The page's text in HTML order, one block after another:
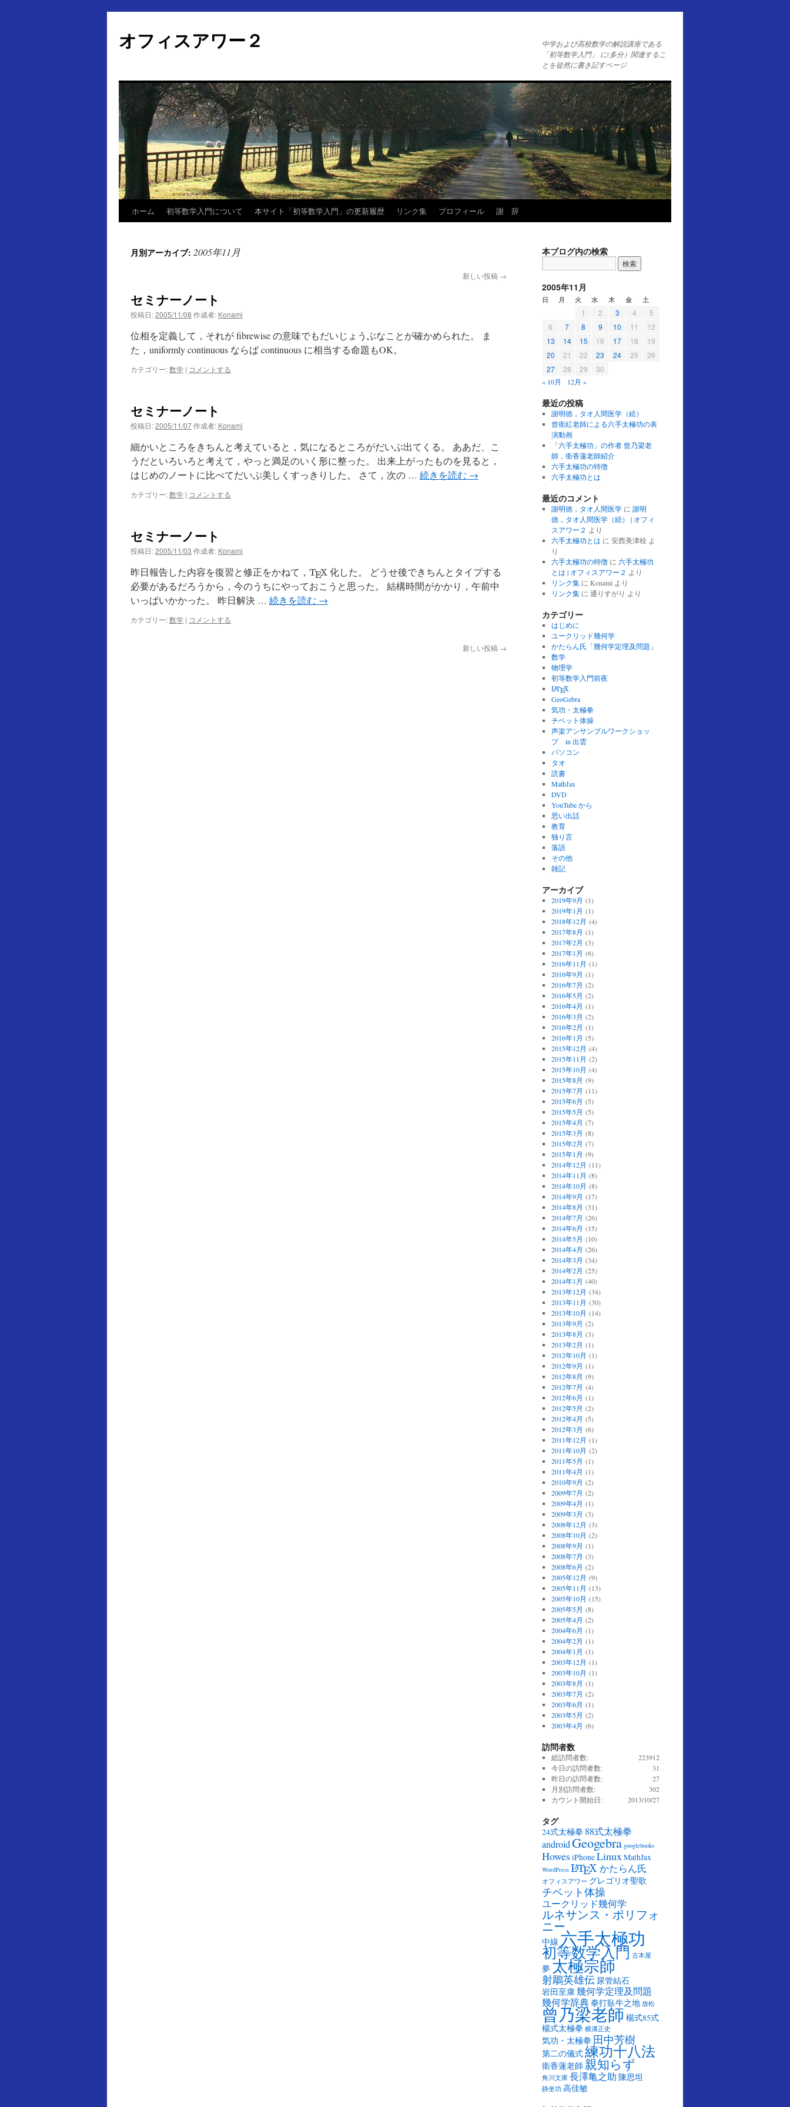
オフィスアワー２
中学および高校数学の解説講座である
「初等数学入門」 に(多分）関連するこ
とを徒然に書き記すページ
テ
ホーム 初等数学入門について 本サイト「初等数学入門」の更新履歴 リンク集 プロフィール 謝 辞
月別アーカイブ: 2005年11月
新しい投稿 →
セミナーノート
投稿日:2005/11/08 作成者: Konami
位相を定義して，それが fibrewise の意味でもだいじょうぶなことが確かめられた。 ま
た，uniformly continuous ならば continuous に相当する命題もOK。
カテゴリー:数学 | コメントする
セミナーノート
投稿日:2005/11/07作成者: Konami
細かいところをきちんと考えていると，気になるところがだいぶ出てくる。 ああだ、こ
うだといろいろと考えて，やっと満足のいく形に整った。 出来上がったものを見ると，
はじめのノートに比べてだいぶ美しくすっきりした。 さて，次の … 続きを読む →
カテゴリー:数学 | コメントする
セミナーノート
投稿日:2005/11/03 作成者: Konami
昨日報告した内容を復習と修正をかねて， TEX
TEX 化した。 どうせ後できちんとタイプする
必要があるだろうから，今のうちにやっておこうと思った。 結構時間がかかり，午前中
いっぱいかかった。 昨日解決 … 続きを読む →
カテゴリー:数学 | コメントする
新しい投稿 →
本ブログ内の検索
2005年11月
日 月 火 水 木 金 土
1 2 3 4
5
6
7 8 9 10 11
12
13
14 15 16 17 18
19
20
21 22 23 24 25
26
27
28 29 30
« 10月 12月 »
最近の投稿
謝明徳，タオ人間医学（続）
曾衛紅老師による六手太極功の表
演動画
「六手太極功」の作者 曾乃梁老
師，衛香蓮老師紹介
六手太極功の特徴
六手太極功とは
最近のコメント
謝明徳，タオ人間医学に 謝明
徳，タオ人間医学（続） | オフィ
スアワー２ より
六手太極功とは に 安西美津枝 よ
り
六手太極功の特徴に 六手太極功
とは | オフィスアワー２ より
リンク集に Konami より
リンク集に 通りすがり より
カテゴリー
はじめに
ユークリッド幾何学
かたらん氏「幾何学定理及問題」
数学
物理学
初等数学入門前夜
LATEX
LATEX
GeoGebra
気功・太極拳
チベット体操
声楽アンサンブルワークショッ
プ in 出雲
パソコン
タオ
読書
MathJax
DVD
YouTube から
思い出話
教育
独り言
落語
その他
雑記
アーカイブ
2019年9月 (1)
2019年1月 (1)
2018年12月 (4)
2017年8月 (1)
2017年2月 (3)
2017年1月 (6)
2016年11月 (1)
2016年9月 (1)
2016年7月 (2)
2016年5月 (2)
2016年4月 (1)
2016年3月 (2)
2016年2月 (1)
2016年1月 (5)
2015年12月 (4)
2015年11月 (2)
2015年10月 (4)
2015年8月 (9)
2015年7月 (11)
2015年6月 (5)
2015年5月 (5)
2015年4月 (7)
2015年3月 (8)
2015年2月 (7)
2015年1月 (9)
2014年12月 (11)
2014年11月 (8)
2014年10月 (8)
2014年9月 (17)
2014年8月 (31)
2014年7月 (26)
2014年6月 (15)
2014年5月 (10)
2014年4月 (26)
2014年3月 (34)
2014年2月 (25)
2014年1月 (40)
2013年12月 (34)
2013年11月 (30)
2013年10月 (14)
2013年9月 (2)
2013年8月 (3)
2013年2月 (1)
2012年10月 (1)
2012年9月 (1)
2012年8月 (9)
2012年7月 (4)
2012年6月 (1)
2012年5月 (2)
2012年4月 (5)
2012年3月 (6)
2011年12月 (1)
2011年10月 (2)
2011年5月 (1)
2011年4月 (1)
2010年9月 (2)
2009年7月 (2)
2009年4月 (1)
2009年3月 (3)
2008年12月 (3)
2008年10月 (2)
2008年9月 (1)
2008年7月 (3)
2008年6月 (2)
2005年12月 (9)
2005年11月 (13)
2005年10月 (15)
2005年5月 (8)
2005年4月 (2)
2004年6月 (1)
2004年2月 (1)
2004年1月 (1)
2003年12月 (1)
2003年10月 (1)
2003年8月 (1)
2003年7月 (2)
2003年6月 (1)
2003年5月 (2)
2003年4月 (6)
訪問者数
223912
総訪問者数:
31
今日の訪問者数:
27
昨日の訪問者数:
302
月別訪問者数:
2013/10/27
カウント開始日:
タグ
24式太極拳 88式太極拳
androidGeogebra googlebooks
HowesiPhoneLinuxMathJax
WordPress LATEX
LATEX
かたらん氏
オフィスアワー グレゴリオ聖歌
チベット体操
ユークリッド幾何学
ルネサンス・ポリフォ
ニー
中線 六手太極功
初等数学入門 古本屋
夢太極宗師
射鵰英雄伝 尿管結石
岩田至康幾何学定理及問題
幾何学辞典拳打臥牛之地 放松
曾乃梁老師楊式85式
楊式太極拳 横溝正史
気功・太極拳 田中芳樹
第二の儀式練功十八法
衛香蓮老師 親知らず
角川文庫 長澤亀之助 陳思坦
静坐功 高佳敏